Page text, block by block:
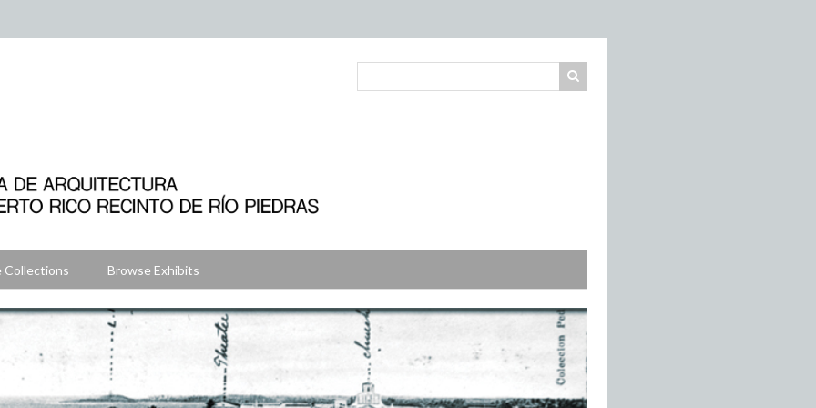
Collections Browse Exhibits